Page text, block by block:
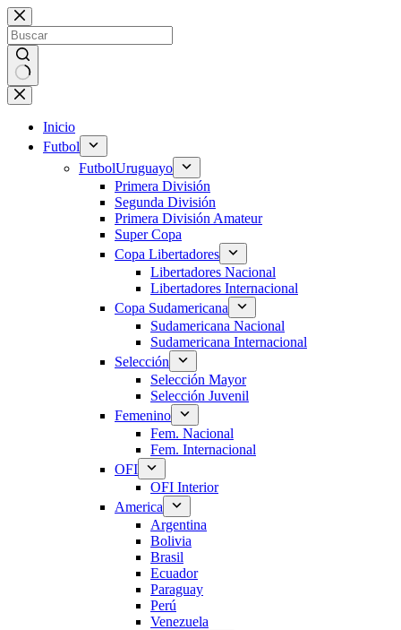
Saltar
al
contenido
Sin
resultados
Inicio
Futbol
FutbolUruguayo
Primera División
Segunda División
Primera División Amateur
Super Copa
Copa Libertadores
Libertadores Nacional
Libertadores Internacional
Copa Sudamericana
Sudamericana Nacional
Sudamericana Internacional
Selección
Selección Mayor
Selección Juvenil
Femenino
Fem. Nacional
Fem. Internacional
OFI
OFI Interior
America
Argentina
Bolivia
Brasil
Ecuador
Paraguay
Perú
Venezuela